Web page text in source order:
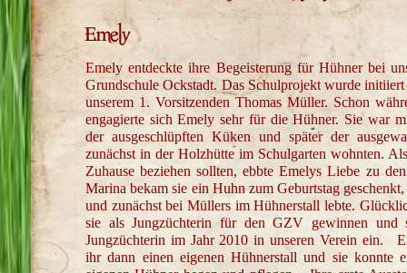
Emely entdeckte ihre Begeisterung für Hühner bei
Grundschule Ockstadt. Das Schulprojekt wurde
unserem 1. Vorsitzenden Thomas Müller. Schon
engagierte sich Emely sehr für die Hühner. Sie war
der ausgeschlüpften Küken und später der
zunächst in der Holzhütte im Schulgarten wohnten.
Zuhause beziehen sollten, ebbte Emelys Liebe zu
Marina bekam sie ein Huhn zum Geburtstag
und zunächst bei Müllers im Hühnerstall lebte.
sie als Jungzüchterin für den GZV gewinnen und
Jungzüchterin im Jahr 2010 in unseren Verein ein.
ihr dann einen eigenen Hühnerstall und sie konnte